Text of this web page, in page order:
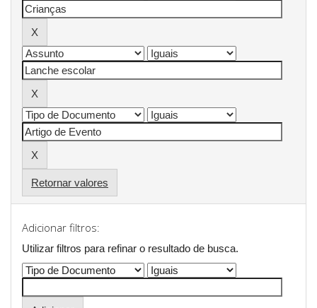
Retornar valores
Adicionar filtros:
Utilizar filtros para refinar o resultado de busca.